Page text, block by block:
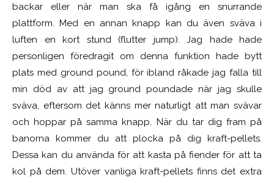
backar eller när man ska få igång en snurrande
plattform. Med en annan knapp kan du även sväva i
luften en kort stund (flutter jump). Jag hade hade
personligen föredragit om denna funktion hade bytt
plats med ground pound, för ibland råkade jag falla till
min död av att jag ground poundade när jag skulle
sväva, eftersom det känns mer naturligt att man svävar
och hoppar på samma knapp. När du tar dig fram på
banorna kommer du att plocka på dig kraft-pellets.
Dessa kan du använda för att kasta på fiender för att ta
kol på dem. Utöver vanliga kraft-pellets finns det extra